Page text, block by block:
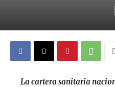
La cartera sanitaria